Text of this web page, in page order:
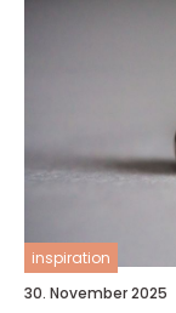
inspiration
30. November 2025